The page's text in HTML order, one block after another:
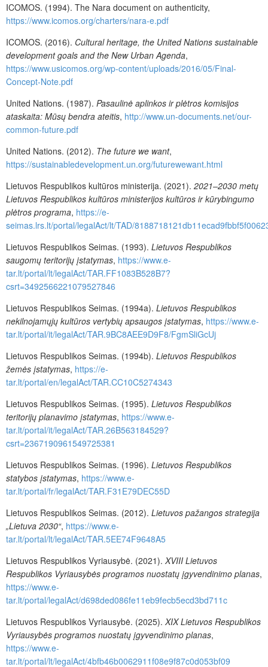
ICOMOS. (1994). The Nara document on authenticity,
https://www.icomos.org/charters/nara-e.pdf
ICOMOS. (2016). Cultural heritage, the United Nations sustainable
development goals and the New Urban Agenda,
https://www.usicomos.org/wp-content/uploads/2016/05/Final-
Concept-Note.pdf
United Nations. (1987). Pasaulinė aplinkos ir plėtros komisijos
ataskaita: Mūsų bendra ateitis, http://www.un-documents.net/our-
common-future.pdf
United Nations. (2012). The future we want,
https://sustainabledevelopment.un.org/futurewewant.html
Lietuvos Respublikos kultūros ministerija. (2021). 2021–2030 metų
Lietuvos Respublikos kultūros ministerijos kultūros ir kūrybingumo
plėtros programa, https://e-
seimas.lrs.lt/portal/legalAct/lt/TAD/
Lietuvos Respublikos Seimas. (1993). Lietuvos Respublikos
saugomų teritorijų įstatymas, https://www.e-
tar.lt/portal/lt/legalAct/TAR.FF1083B528B7?
csrt=3492566221079527846
Lietuvos Respublikos Seimas. (1994a). Lietuvos Respublikos
nekilnojamųjų kultūros vertybių apsaugos įstatymas, https://www.e-
tar.lt/portal/it/legalAct/TAR.9BC8AEE9D9F8/FgmSliGcUj
Lietuvos Respublikos Seimas. (1994b). Lietuvos Respublikos
žemės įstatymas, https://e-
tar.lt/portal/en/legalAct/TAR.CC10C5274343
Lietuvos Respublikos Seimas. (1995). Lietuvos Respublikos
teritorijų planavimo įstatymas, https://www.e-
tar.lt/portal/it/legalAct/TAR.26B563184529?
csrt=2367190961549725381
Lietuvos Respublikos Seimas. (1996). Lietuvos Respublikos
statybos įstatymas, https://www.e-
tar.lt/portal/fr/legalAct/TAR.F31E79DEC55D
Lietuvos Respublikos Seimas. (2012). Lietuvos pažangos strategija
„Lietuva 2030“, https://www.e-
tar.lt/portal/lt/legalAct/TAR.5EE74F9648A5
Lietuvos Respublikos Vyriausybė. (2021). XVIII Lietuvos
Respublikos Vyriausybės programos nuostatų įgyvendinimo planas,
https://www.e-
tar.lt/portal/legalAct/d698ded086fe11eb9fecb5ecd3bd711c
Lietuvos Respublikos Vyriausybė. (2025). XIX Lietuvos Respublikos
Vyriausybės programos nuostatų įgyvendinimo planas,
https://www.e-
tar.lt/portal/lt/legalAct/4bfb46b0062911f08e9f87c0d053bf09